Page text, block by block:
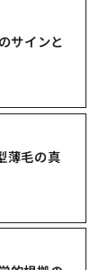
サインと
薄毛の真